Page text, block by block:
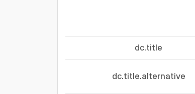
dc.title
dc.title.alternative